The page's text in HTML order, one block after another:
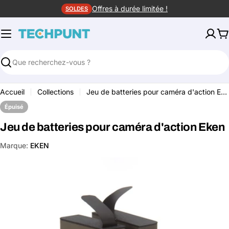
au
contenu
SOLDES Offres à durée limitée !
Rechercher
Accueil Collections Jeu de batteries pour caméra d'action Eken
Épuisé
Jeu de batteries pour caméra d'action Eken
Marque: EKEN